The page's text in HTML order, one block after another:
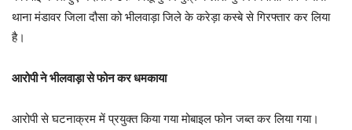
थाना मंडावर जिला दौसा को भीलवाड़ा जिले के करेड़ा कस्बे से गिरफ्तार कर लिया
है।
आरोपी ने भीलवाड़ा से फोन कर धमकाया
आरोपी से घटनाक्रम में प्रयुक्त किया गया मोबाइल फोन जब्त कर लिया गया।